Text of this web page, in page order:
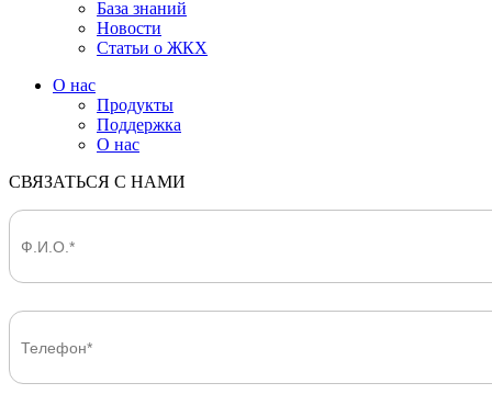
База знаний
Новости
Статьи о ЖКХ
О нас
Продукты
Поддержка
О нас
СВЯЗАТЬСЯ С НАМИ